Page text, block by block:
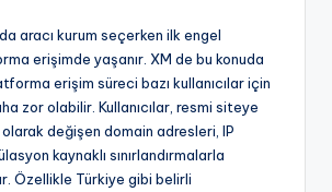
aracı kurum seçerken ilk engel
erişimde yaşanır. XM de bu konuda
erişim süreci bazı kullanıcılar için
zor olabilir. Kullanıcılar, resmi siteye
değişen domain adresleri, IP
kaynaklı sınırlandırmalarla
Özellikle Türkiye gibi belirli